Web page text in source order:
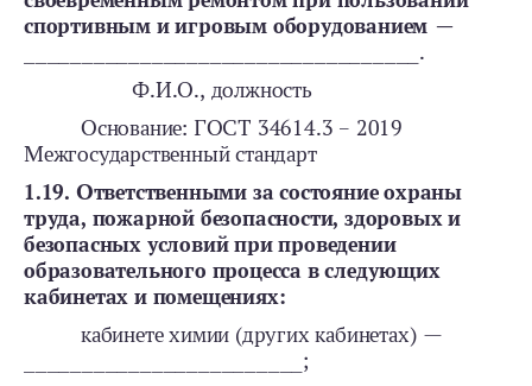
спортивным и игровым оборудованием —
__________________________________.
Ф.И.О., должность
Основание: ГОСТ 34614.3 – 2019
Межгосударственный стандарт
1.19. Ответственными за состояние охраны
труда, пожарной безопасности, здоровых и
безопасных условий при проведении
образовательного процесса в следующих
кабинетах и помещениях:
кабинете химии (других кабинетах) —
________________________;